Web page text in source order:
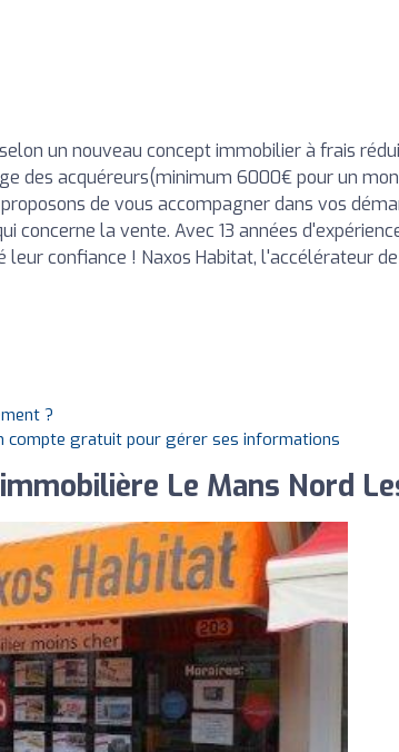
un nouveau concept immobilier à frais
des acquéreurs(minimum 6000€ pour un
de vous accompagner dans vos
concerne la vente. Avec 13 années
leur confiance ! Naxos Habitat, l'accélérateur
?
compte gratuit pour gérer ses informations
Le Mans Nord